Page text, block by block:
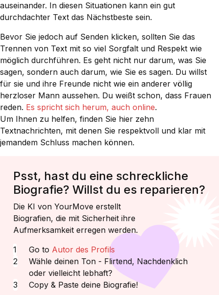
auseinander. In diesen Situationen kann ein gut
durchdachter Text das Nächstbeste sein.
Bevor Sie jedoch auf Senden klicken, sollten Sie das
Trennen von Text mit so viel Sorgfalt und Respekt wie
möglich durchführen. Es geht nicht nur darum, was Sie
sagen, sondern auch darum, wie Sie es sagen. Du willst
für sie und ihre Freunde nicht wie ein anderer völlig
herzloser Mann aussehen. Du weißt schon, dass Frauen
reden. Es spricht sich herum, auch online.
Um Ihnen zu helfen, finden Sie hier zehn
Textnachrichten, mit denen Sie respektvoll und klar mit
jemandem Schluss machen können.
Psst, hast du eine schreckliche
Biografie? Willst du es reparieren?
Die KI von YourMove erstellt
Biografien, die mit Sicherheit ihre
Aufmerksamkeit erregen werden.
Go to Autor des Profils
Wähle deinen Ton - Flirtend, Nachdenklich
oder vielleicht lebhaft?
Copy & Paste deine Biografie!